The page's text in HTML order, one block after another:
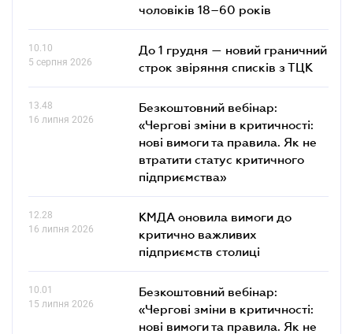
чоловіків 18–60 років
10.10
5 серпня 2026
До 1 грудня — новий граничний
строк звіряння списків з ТЦК
13.48
16 липня 2026
Безкоштовний вебінар:
«Чергові зміни в критичності:
нові вимоги та правила. Як не
втратити статус критичного
підприємства»
12.28
16 липня 2026
КМДА оновила вимоги до
критично важливих
підприємств столиці
10.01
15 липня 2026
Безкоштовний вебінар:
«Чергові зміни в критичності:
нові вимоги та правила. Як не